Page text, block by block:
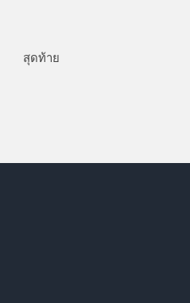
สุดท้าย